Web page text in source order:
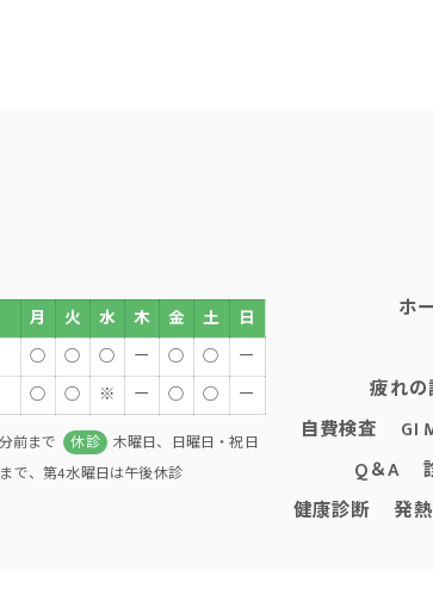
ホ
疲れ
自費検査
GI
Q＆A
健康診断
発
月 火 水 木 金 土
日
○ ○ ○ ー ○ ○
ー
○ ○ ※ ー ○ ○ ー
前まで 休診 木曜日、日曜日・祝日
で、第4水曜日は午後休診